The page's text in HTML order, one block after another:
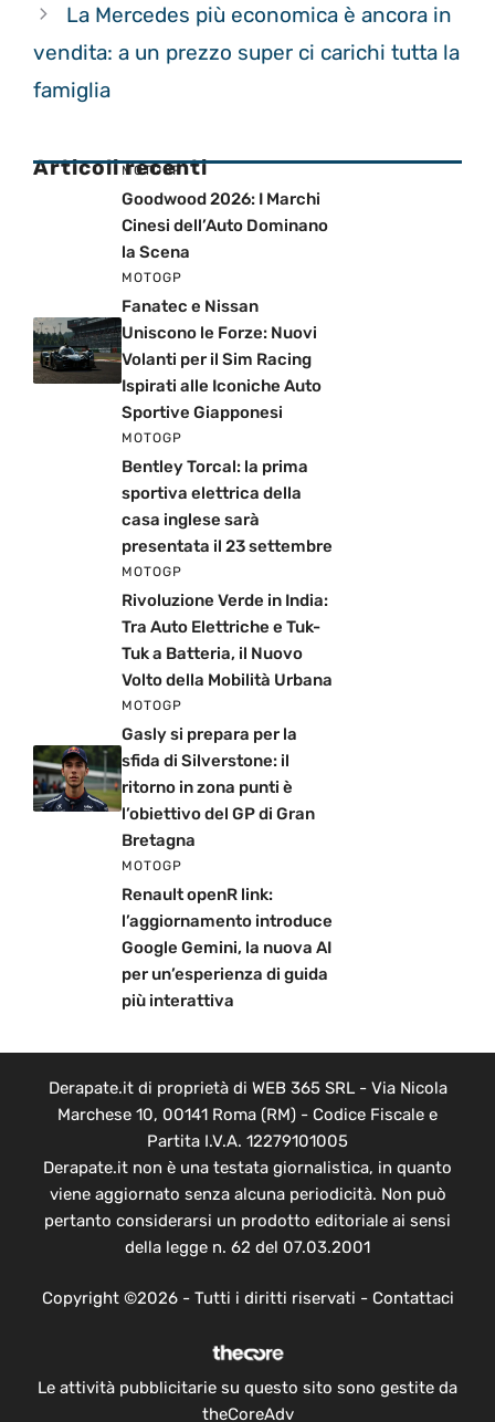
La Mercedes più economica è ancora in
vendita: a un prezzo super ci carichi tutta la
famiglia
Articoli recenti
MOTOGP
Goodwood 2026: I Marchi
Cinesi dell’Auto Dominano
la Scena
MOTOGP
Fanatec e Nissan
Uniscono le Forze: Nuovi
Volanti per il Sim Racing
Ispirati alle Iconiche Auto
Sportive Giapponesi
MOTOGP
Bentley Torcal: la prima
sportiva elettrica della
casa inglese sarà
presentata il 23 settembre
MOTOGP
Rivoluzione Verde in India:
Tra Auto Elettriche e Tuk-
Tuk a Batteria, il Nuovo
Volto della Mobilità Urbana
MOTOGP
Gasly si prepara per la
sfida di Silverstone: il
ritorno in zona punti è
l’obiettivo del GP di Gran
Bretagna
MOTOGP
Renault openR link:
l’aggiornamento introduce
Google Gemini, la nuova AI
per un’esperienza di guida
più interattiva
Derapate.it di proprietà di WEB 365 SRL - Via Nicola
Marchese 10, 00141 Roma (RM) - Codice Fiscale e
Partita I.V.A. 12279101005
Derapate.it non è una testata giornalistica, in quanto
viene aggiornato senza alcuna periodicità. Non può
pertanto considerarsi un prodotto editoriale ai sensi
della legge n. 62 del 07.03.2001
Copyright ©2026 - Tutti i diritti riservati - Contattaci
Le attività pubblicitarie su questo sito sono gestite da
theCoreAdv